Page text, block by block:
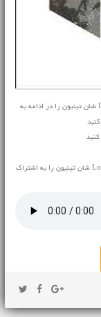
کاربران عزیز سایت نفیس موزیک آهنگ آرامش بخش Lost Love شان تینیون را در ادامه به
خوشحال میشویم این اهنگ با عنوان دانلود آهنگ بی کلام Lost Love شان تینیون را به اشتراک